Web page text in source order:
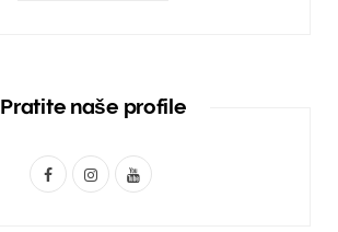
Pratite naše profile
F
I
Y